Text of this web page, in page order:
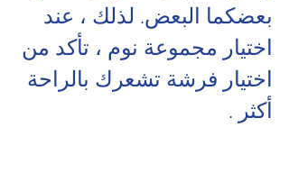
بعضكما البعض. لذلك ، عند
اختيار مجموعة نوم ، تأكد من
اختيار فرشة تشعرك بالراحة
أكثر .